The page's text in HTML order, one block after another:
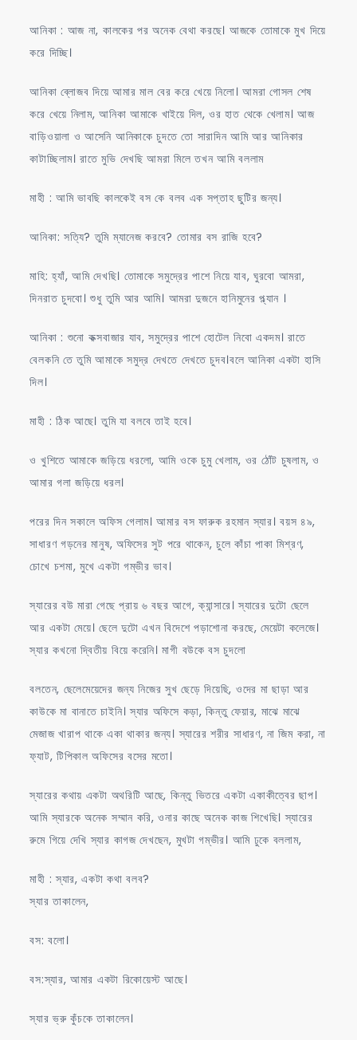
আনিকা : আজ না, কালকের পর অনেক বেথা করছে। আজকে তোমাকে মুখ দিয়ে
করে দিচ্ছি।
আনিকা ব্লোজব দিয়ে আমার মাল বের করে খেয়ে নিলো। আমরা গোসল শেষ
করে খেয়ে নিলাম, আনিকা আমাকে খাইয়ে দিল, ওর হাত থেকে খেলাম। আজ
বাড়িওয়ালা ও আসেনি আনিকাকে চুদতে তো সারাদিন আমি আর আনিকার
কাটাচ্ছিলাম। রাতে মুভি দেখছি আমরা মিলে তখন আমি বললাম
মাহী : আমি ভাবছি কালকেই বস কে বলব এক সপ্তাহ ছুটির জন্য।
আনিকা: সত্যি? তুমি ম্যানেজ করবে? তোমার বস রাজি হবে?
মাহি: হ্যাঁ, আমি দেখছি। তোমাকে সমুদ্রের পাশে নিয়ে যাব, ঘুরবো আমরা,
দিনরাত চুদবো। শুধু তুমি আর আমি। আমরা দুজনে হানিমুনের প্ল্যান ।
আনিকা : শুনো কক্সবাজার যাব, সমুদ্রের পাশে হোটেল নিবো একদম। রাতে
বেলকনি তে তুমি আমাকে সমুদ্র দেখতে দেখতে চুদব।বলে আনিকা একটা হাসি
দিল।
মাহী : ঠিক আছে। তুমি যা বলবে তাই হবে।
ও খুশিতে আমাকে জড়িয়ে ধরলো, আমি ওকে চুমু খেলাম, ওর ঠোঁট চুষলাম, ও
আমার গলা জড়িয়ে ধরল।
পরের দিন সকালে অফিস গেলাম। আমার বস ফারুক রহমান স্যার। বয়স ৪৯,
সাধারণ গড়নের মানুষ, অফিসের সুট পরে থাকেন, চুলে কাঁচা পাকা মিশ্রণ,
চোখে চশমা, মুখে একটা গম্ভীর ভাব।
স্যারের বউ মারা গেছে প্রায় ৬ বছর আগে, ক্যান্সারে। স্যারের দুটো ছেলে
আর একটা মেয়ে। ছেলে দুটো এখন বিদেশে পড়াশোনা করছে, মেয়েটা কলেজে।
স্যার কখনো দ্বিতীয় বিয়ে করেনি। মাগী বউকে বস চুদলো
বলতেন, ছেলেমেয়েদের জন্য নিজের সুখ ছেড়ে দিয়েছি, ওদের মা ছাড়া আর
কাউকে মা বানাতে চাইনি। স্যার অফিসে কড়া, কিন্তু ফেয়ার, মাঝে মাঝে
মেজাজ খারাপ থাকে একা থাকার জন্য। স্যারের শরীর সাধারণ, না জিম করা, না
ফ্যাট, টিপিকাল অফিসের বসের মতো।
স্যারের কথায় একটা অথরিটি আছে, কিন্তু ভিতরে একটা একাকীত্বের ছাপ।
আমি স্যারকে অনেক সম্মান করি, ওনার কাছে অনেক কাজ শিখেছি। স্যারের
রুমে গিয়ে দেখি স্যার কাগজ দেখছেন, মুখটা গম্ভীর। আমি ঢুকে বললাম,
মাহী : স্যার, একটা কথা বলব?
স্যার তাকালেন,
বস: বলো।
বস:স্যার, আমার একটা রিকোয়েস্ট আছে।
স্যার ভ্রু কুঁচকে তাকালেন।